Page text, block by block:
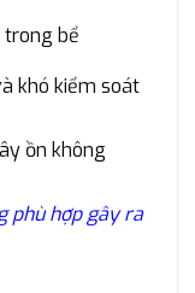
trong bể
khó kiểm soát
phù hợp gây ra